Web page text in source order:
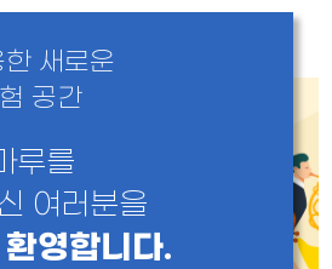
새로운
공간
루를
여러분을
영합니다.